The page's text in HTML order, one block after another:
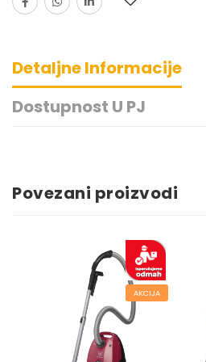
Detaljne Informacije
Dostupnost U PJ
Povezani proizvodi
AKCIJA